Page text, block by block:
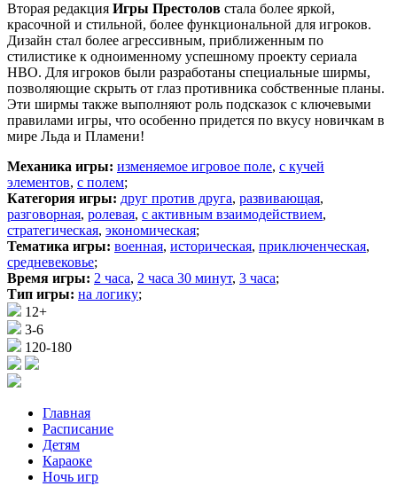
Вторая редакция Игры Престолов стала более яркой,
красочной и стильной, более функциональной для игроков.
Дизайн стал более агрессивным, приближенным по
стилистике к одноименному успешному проекту сериала
HBO. Для игроков были разработаны специальные ширмы,
позволяющие скрыть от глаз противника собственные планы.
Эти ширмы также выполняют роль подсказок с ключевыми
правилами игры, что особенно придется по вкусу новичкам в
мире Льда и Пламени!
Механика игры: изменяемое игровое поле, с кучей
элементов, с полем;
Категория игры: друг против друга, развивающая,
разговорная, ролевая, с активным взаимодействием,
стратегическая, экономическая;
Тематика игры: военная, историческая, приключенческая,
средневековье;
Время игры: 2 часа, 2 часа 30 минут, 3 часа;
Тип игры: на логику;
12+
3-6
120-180
Главная
Расписание
Детям
Караоке
Ночь игр